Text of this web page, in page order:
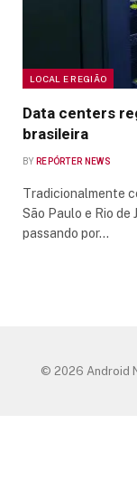
LOCAL E REGIÃO
Data centers
brasileira
BY REPÓRTER NEWS
Tradicionalmente
São Paulo e Rio de
passando por…
© 2026 Android